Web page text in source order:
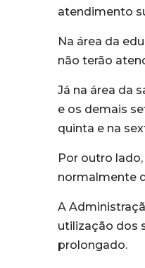
atendimento
Na área da
não terão
Já na área da
e os demais
quinta e na
Por outro
normalmente
A
utilização dos
prolongado.